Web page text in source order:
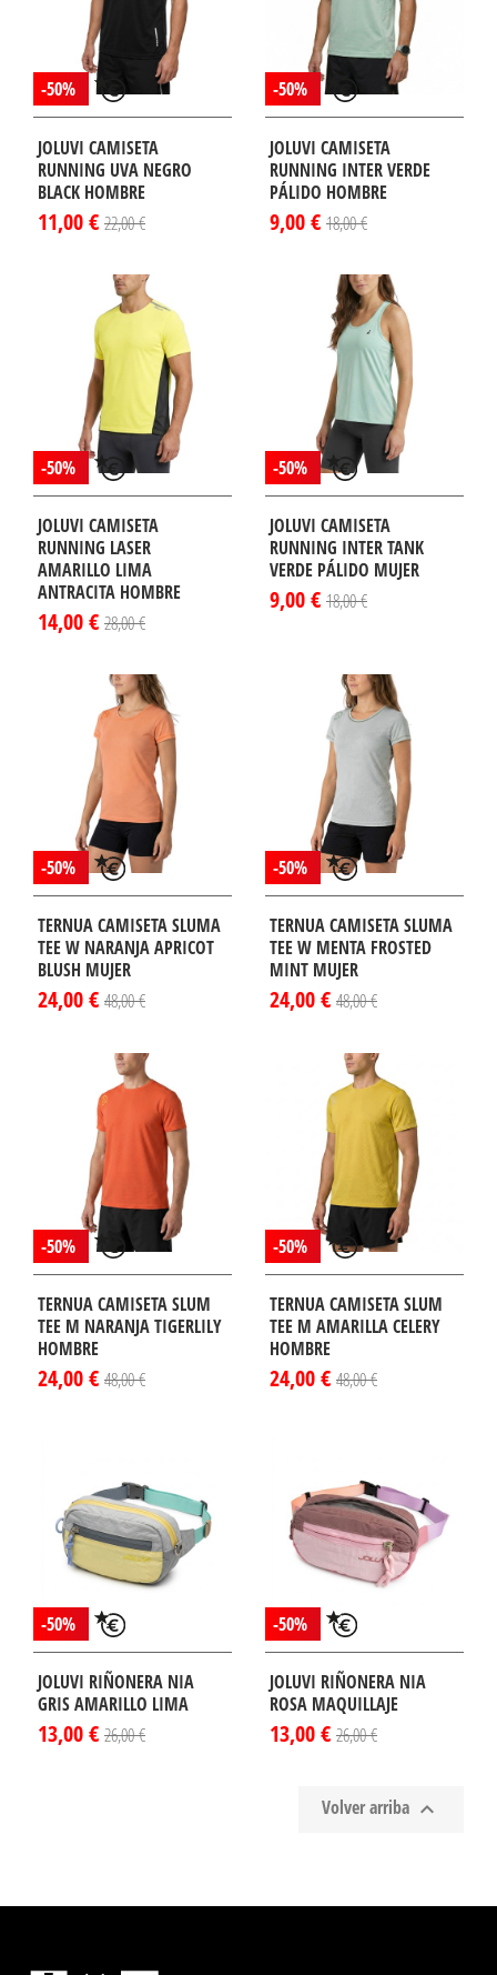
-50%
JOLUVI CAMISETA
RUNNING UVA NEGRO
BLACK HOMBRE
11,00 € 22,00 €
-50%
JOLUVI CAMISETA
RUNNING INTER VERDE
PÁLIDO HOMBRE
9,00 € 18,00 €
-50%
JOLUVI CAMISETA
RUNNING LASER
AMARILLO LIMA
ANTRACITA HOMBRE
14,00 € 28,00 €
-50%
JOLUVI CAMISETA
RUNNING INTER TANK
VERDE PÁLIDO MUJER
9,00 € 18,00 €
-50%
TERNUA CAMISETA SLUMA
TEE W NARANJA APRICOT
BLUSH MUJER
24,00 € 48,00 €
-50%
TERNUA CAMISETA SLUMA
TEE W MENTA FROSTED
MINT MUJER
24,00 € 48,00 €
-50%
TERNUA CAMISETA SLUM
TEE M NARANJA TIGERLILY
HOMBRE
24,00 € 48,00 €
-50%
TERNUA CAMISETA SLUM
TEE M AMARILLA CELERY
HOMBRE
24,00 € 48,00 €
-50%
JOLUVI RIÑONERA NIA
GRIS AMARILLO LIMA
13,00 € 26,00 €
-50%
JOLUVI RIÑONERA NIA
ROSA MAQUILLAJE
13,00 € 26,00 €
Volver arriba 